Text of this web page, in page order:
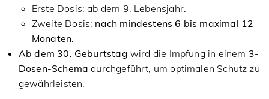
Erste Dosis: ab dem 9. Lebensjahr.
Zweite Dosis: nach mindestens 6 bis maximal 12
Monaten.
Ab dem 30. Geburtstag wird die Impfung in einem 3-
Dosen-Schema durchgeführt, um optimalen Schutz zu
gewährleisten.